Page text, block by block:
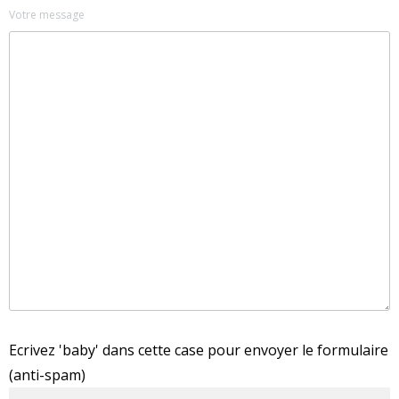
Votre message
Ecrivez 'baby' dans cette case pour envoyer le formulaire
(anti-spam)